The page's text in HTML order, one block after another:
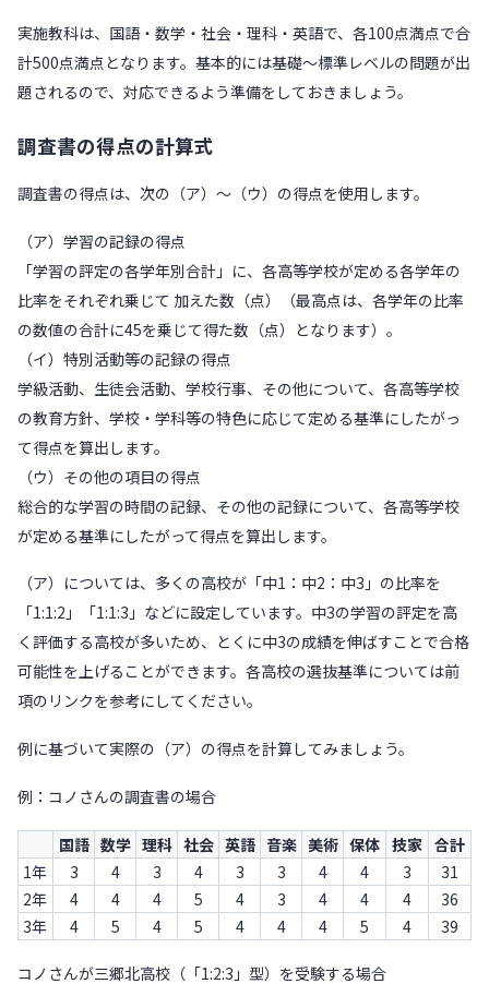
実施教科は、国語・数学・社会・理科・英語で、各100点満点で合
計500点満点となります。基本的には基礎～標準レベルの問題が出
題されるので、対応できるよう準備をしておきましょう。
調査書の得点の計算式
調査書の得点は、次の（ア）～（ウ）の得点を使用します。
（ア）学習の記録の得点
「学習の評定の各学年別合計」に、各高等学校が定める各学年の
比率をそれぞれ乗じて 加えた数（点）（最高点は、各学年の比率
の数値の合計に45を乗じて得た数（点）となります）。
（イ）特別活動等の記録の得点
学級活動、生徒会活動、学校行事、その他について、各高等学校
の教育方針、学校・学科等の特色に応じて定める基準にしたがっ
て得点を算出します。
（ウ）その他の項目の得点
総合的な学習の時間の記録、その他の記録について、各高等学校
が定める基準にしたがって得点を算出します。
（ア）については、多くの高校が「中1：中2：中3」の比率を
「1:1:2」「1:1:3」などに設定しています。中3の学習の評定を高
く評価する高校が多いため、とくに中3の成績を伸ばすことで合格
可能性を上げることができます。各高校の選抜基準については前
項のリンクを参考にしてください。
例に基づいて実際の（ア）の得点を計算してみましょう。
例：コノさんの調査書の場合
国語 数学 理科 社会 英語 音楽 美術 保体 技家 合計
1年
3 4 3 4 3 3 4 4 3
31
2年
4 4 4 5 4 3 4 4 4
36
3年
4 5 4 5 4 4 4 5 4 39
コノさんが三郷北高校（「1:2:3」型）を受験する場合